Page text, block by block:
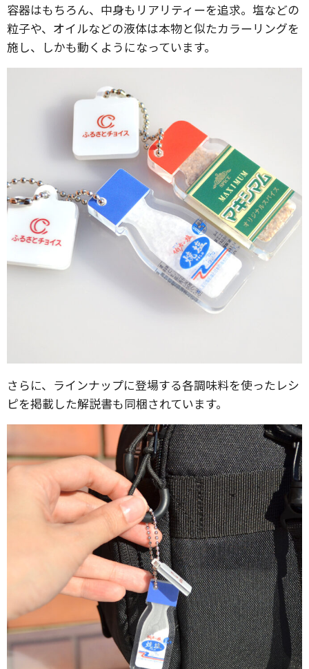
容器はもちろん、中身もリアリティーを追求。塩などの
粒子や、オイルなどの液体は本物と似たカラーリングを
施し、しかも動くようになっています。
さらに、ラインナップに登場する各調味料を使ったレシ
ピを掲載した解説書も同梱されています。